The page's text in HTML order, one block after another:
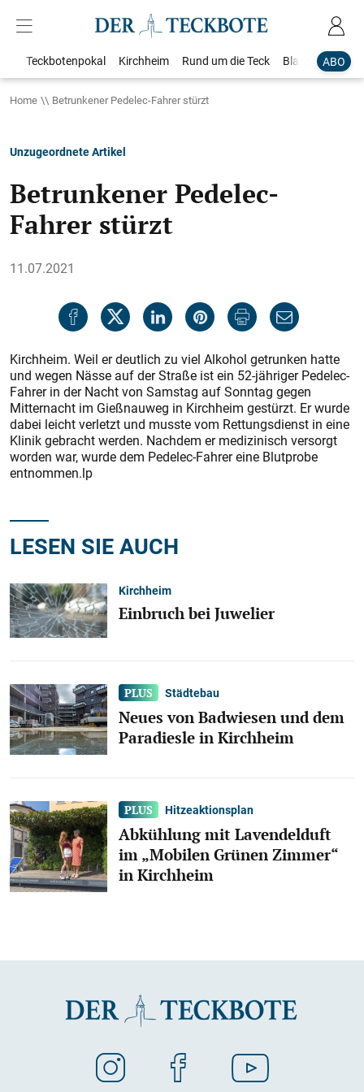
ABO
Teckbotenpokal Kirchheim Rund um die Teck Blaulicht
Home Betrunkener Pedelec-Fahrer stürzt
Unzugeordnete Artikel
Betrunkener Pedelec-
Fahrer stürzt
11.07.2021
Kirchheim. Weil er deutlich zu viel Alkohol getrunken hatte
und wegen Nässe auf der Straße ist ein 52-jähriger Pedelec-
Fahrer in der Nacht von Samstag auf Sonntag gegen
Mitternacht im Gießnauweg in Kirchheim gestürzt. Er wurde
dabei leicht verletzt und musste vom Rettungsdienst in eine
Klinik gebracht werden. Nachdem er medizinisch versorgt
worden war, wurde dem Pedelec-Fahrer eine Blutprobe
entnommen.lp
LESEN SIE AUCH
Kirchheim
Einbruch bei Juwelier
Städtebau
Neues von Badwiesen und dem
Paradiesle in Kirchheim
Hitzeaktionsplan
Abkühlung mit Lavendelduft
im „Mobilen Grünen Zimmer“
in Kirchheim